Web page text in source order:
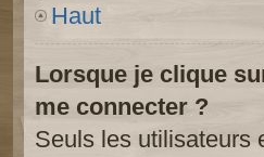
Haut
Lorsque je clique
me connecter ?
Seuls les utilisateurs